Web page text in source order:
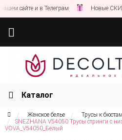
сайте и в Телеграм Новые
Каталог
Женское белье
Трусы к бюстам
SNEZHANA V54050 Трусы стринги с
VOVA_V54050_Белый